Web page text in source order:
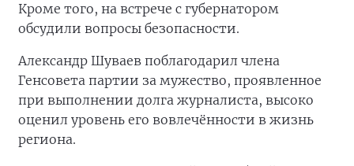
Кроме того, на встрече с губернатором
обсудили вопросы безопасности.
Александр Шуваев поблагодарил члена
Генсовета партии за мужество, проявленное
при выполнении долга журналиста, высоко
оценил уровень его вовлечённости в жизнь
региона.